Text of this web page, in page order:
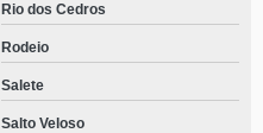
Rio dos Cedros
Rodeio
Salete
Salto Veloso